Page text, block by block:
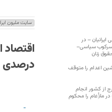
سایت ملیون
درصدی
-
ایرانیان – در
سیاسی–
زنان
اعدام را متوقف
از کشور انجام
ملأِعام را محکوم